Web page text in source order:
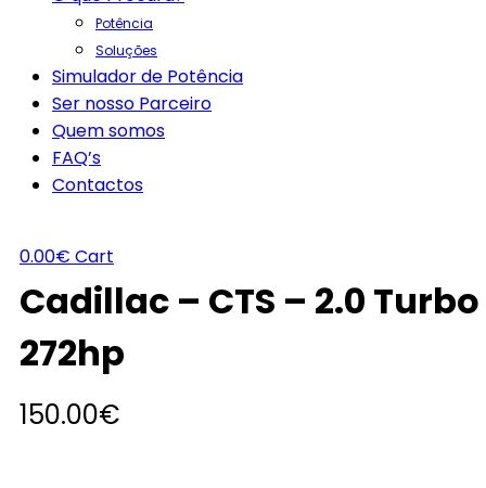
Potência
Soluções
Simulador de Potência
Ser nosso Parceiro
Quem somos
FAQ’s
Contactos
0.00€ Cart
Cadillac – CTS – 2.0 Turbo
272hp
150.00€